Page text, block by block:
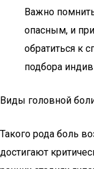
Важно
опасным, и
обратиться к
подбора
Виды головной
Такого рода боль
достигают